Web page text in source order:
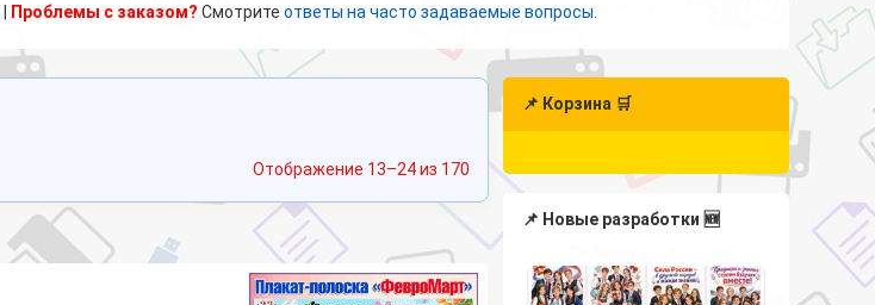
Проблемы с заказом? Смотрите ответы на часто задаваемые вопросы.
Отображение 13–24 из 170 Сортировка:
самые
недавние
📌 Корзина 🛒
📌 Новые разработки 🆕